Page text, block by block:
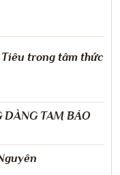
trong tâm thức
DÀNG TAM BẢO